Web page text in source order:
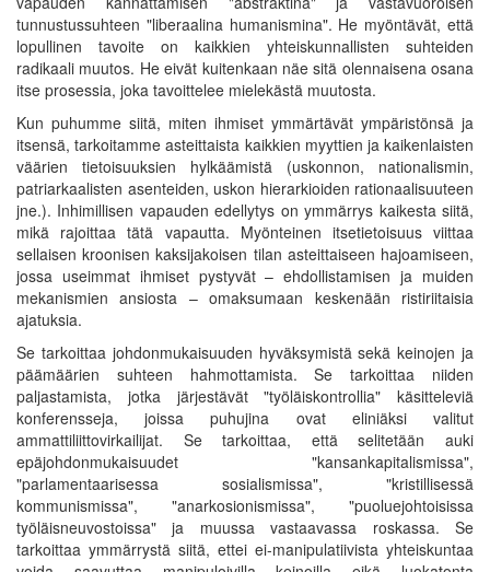
tunnustussuhteen "liberaalina humanismina". He myöntävät, että
lopullinen tavoite on kaikkien yhteiskunnallisten suhteiden
radikaali muutos. He eivät kuitenkaan näe sitä olennaisena osana
itse prosessia, joka tavoittelee mielekästä muutosta.
Kun puhumme siitä, miten ihmiset ymmärtävät ympäristönsä ja
itsensä, tarkoitamme asteittaista kaikkien myyttien ja kaikenlaisten
väärien tietoisuuksien hylkäämistä (uskonnon, nationalismin,
patriarkaalisten asenteiden, uskon hierarkioiden rationaalisuuteen
jne.). Inhimillisen vapauden edellytys on ymmärrys kaikesta siitä,
mikä rajoittaa tätä vapautta. Myönteinen itsetietoisuus viittaa
sellaisen kroonisen kaksijakoisen tilan asteittaiseen hajoamiseen,
jossa useimmat ihmiset pystyvät – ehdollistamisen ja muiden
mekanismien ansiosta – omaksumaan keskenään ristiriitaisia
ajatuksia.
Se tarkoittaa johdonmukaisuuden hyväksymistä sekä keinojen ja
päämäärien suhteen hahmottamista. Se tarkoittaa niiden
paljastamista, jotka järjestävät "työläiskontrollia" käsitteleviä
konferensseja, joissa puhujina ovat eliniäksi valitut
ammattiliittovirkailijat. Se tarkoittaa, että selitetään auki
epäjohdonmukaisuudet "kansankapitalismissa",
"parlamentaarisessa sosialismissa", "kristillisessä
kommunismissa", "anarkosionismissa", "puoluejohtoisissa
työläisneuvostoissa" ja muussa vastaavassa roskassa. Se
tarkoittaa ymmärrystä siitä, ettei ei-manipulatiivista yhteiskuntaa